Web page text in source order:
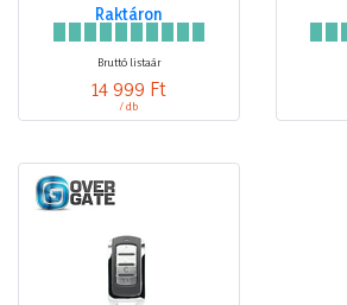
Raktáron
Bruttó listaár
14 999 Ft
/ db